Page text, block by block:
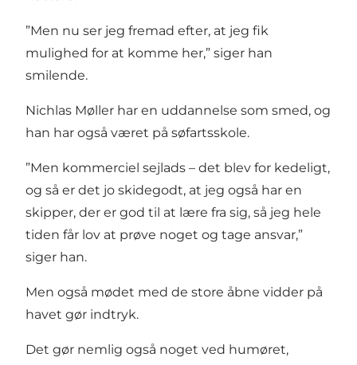
”Men nu ser jeg fremad efter, at jeg fik
mulighed for at komme her,” siger han
smilende.
Nichlas Møller har en uddannelse som smed, og
han har også været på søfartsskole.
”Men kommerciel sejlads – det blev for kedeligt,
og så er det jo skidegodt, at jeg også har en
skipper, der er god til at lære fra sig, så jeg hele
tiden får lov at prøve noget og tage ansvar,”
siger han.
Men også mødet med de store åbne vidder på
havet gør indtryk.
Det gør nemlig også noget ved humøret,